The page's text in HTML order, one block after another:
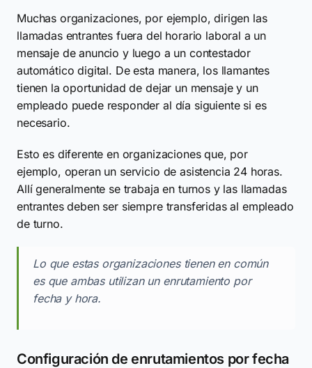
Muchas organizaciones, por ejemplo, dirigen las
llamadas entrantes fuera del horario laboral a un
mensaje de anuncio y luego a un contestador
automático digital. De esta manera, los llamantes
tienen la oportunidad de dejar un mensaje y un
empleado puede responder al día siguiente si es
necesario.
Esto es diferente en organizaciones que, por
ejemplo, operan un servicio de asistencia 24 horas.
Allí generalmente se trabaja en turnos y las llamadas
entrantes deben ser siempre transferidas al empleado
de turno.
Lo que estas organizaciones tienen en común
es que ambas utilizan un enrutamiento por
fecha y hora.
Configuración de enrutamientos por fecha